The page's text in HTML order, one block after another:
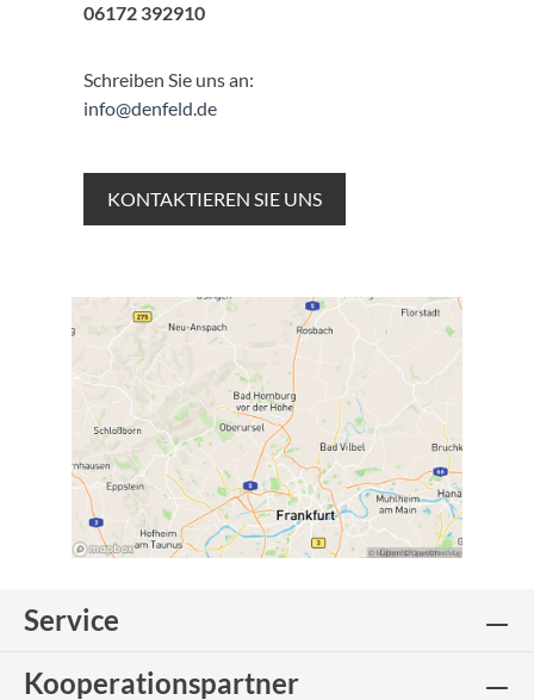
06172 392910
Schreiben Sie uns an:
info@denfeld.de
KONTAKTIEREN SIE UNS
Service
Kooperationspartner